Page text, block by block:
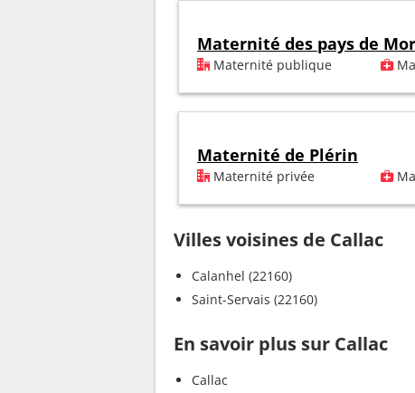
Maternité des pays de
Maternité publique
Maternité de Plérin
Maternité privée
Villes voisines de Callac
Calanhel (22160)
Saint-Servais (22160)
En savoir plus sur Callac
Callac